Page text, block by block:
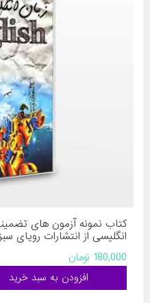
کتاب نمونه آزمون های
انگلیسی از انتشارات رویای
180,000 تومان